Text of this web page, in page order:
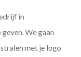
in
We gaan
met je logo